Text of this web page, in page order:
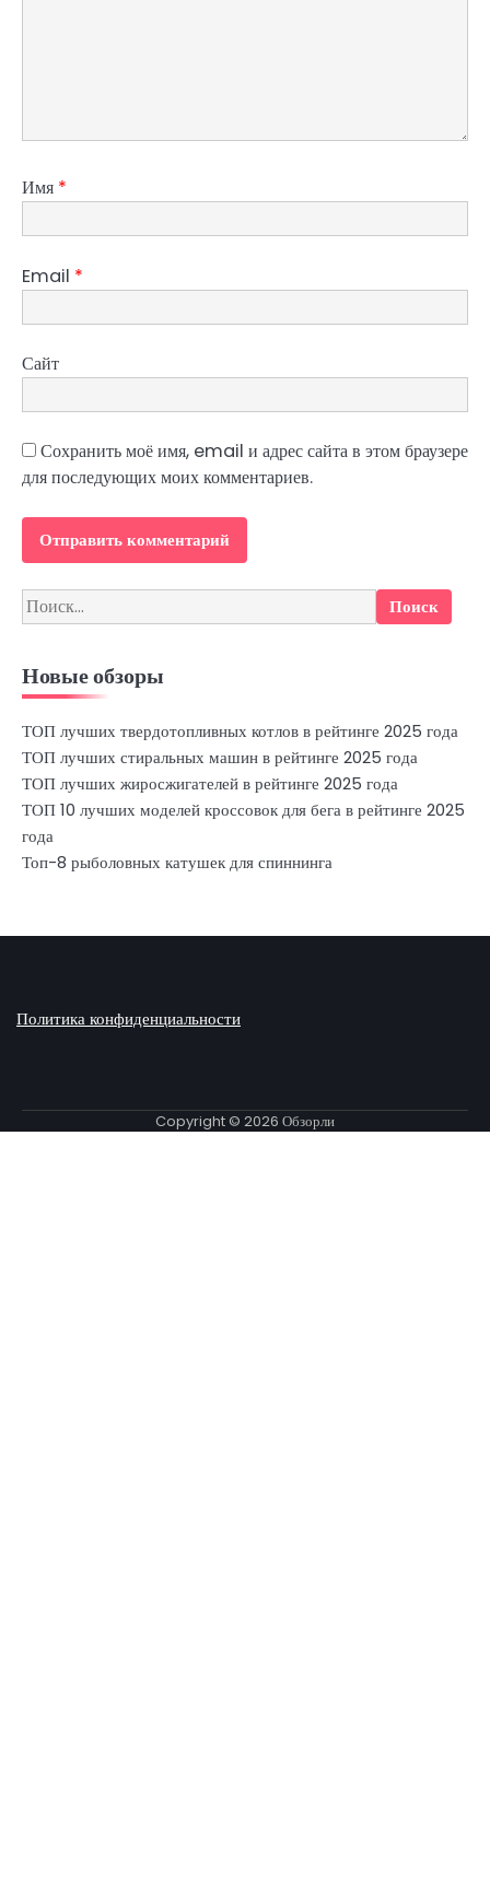
Имя *
Email *
Сайт
Сохранить моё имя, email и адрес сайта в этом браузере
для последующих моих комментариев.
Найти:
Новые обзоры
ТОП лучших твердотопливных котлов в рейтинге 2025 года
ТОП лучших стиральных машин в рейтинге 2025 года
ТОП лучших жиросжигателей в рейтинге 2025 года
ТОП 10 лучших моделей кроссовок для бега в рейтинге 2025
года
Топ-8 рыболовных катушек для спиннинга
Политика конфиденциальности
Copyright © 2026 Обзорли